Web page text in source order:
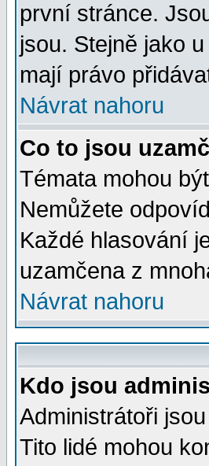
první stránce.
jsou. Stejně jako
mají právo
Návrat nahoru
Co to jsou
Témata mohou
Nemůžete
Každé hlasování
uzamčena z
Návrat nahoru
Kdo jsou
Administrátoři
Tito lidé mohou